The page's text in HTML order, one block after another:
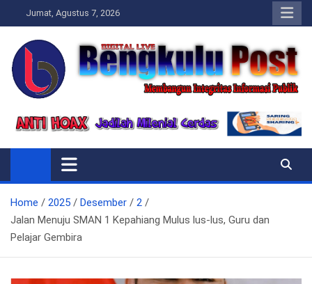
to
content
Jumat, Agustus 7, 2026
Bengkulupost.id
Home 2025 Desember
2
Jalan Menuju SMAN 1 Kepahiang Mulus lus-lus, Guru dan
Pelajar Gembira